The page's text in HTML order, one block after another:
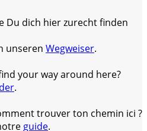
Du dich hier zurecht finden
unseren Wegweiser.
your way around here?
.
trouver ton chemin ici ?
guide.